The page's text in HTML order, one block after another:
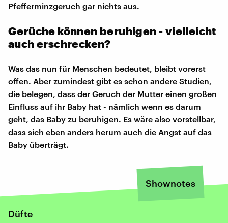
Pfefferminzgeruch gar nichts aus.
Gerüche können beruhigen - vielleicht
auch erschrecken?
Was das nun für Menschen bedeutet, bleibt vorerst
offen. Aber zumindest gibt es schon andere Studien,
die belegen, dass der Geruch der Mutter einen großen
Einfluss auf ihr Baby hat - nämlich wenn es darum
geht, das Baby zu beruhigen. Es wäre also vorstellbar,
dass sich eben anders herum auch die Angst auf das
Baby überträgt.
Shownotes
Düfte